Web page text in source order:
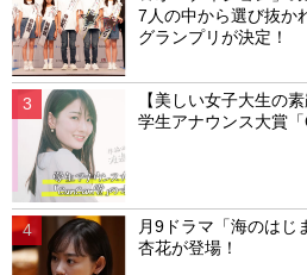
7人の中から選び抜か
グランプリが決定！
【美しい女子大生の
学生アナウンス大賞
月9ドラマ「海のはじ
杏花が登場！